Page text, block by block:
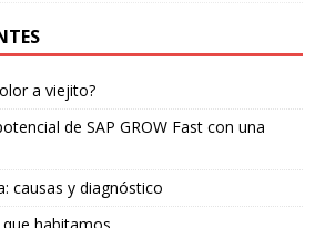
a viejito?
de SAP GROW Fast con una
causas y diagnóstico